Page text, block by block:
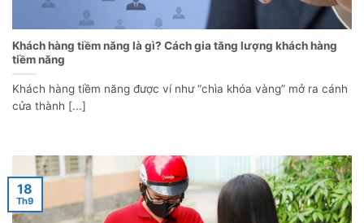
Khách hàng tiềm năng là gì? Cách gia tăng lượng khách hàng
tiềm năng
Khách hàng tiềm năng được ví như “chìa khóa vàng” mở ra cánh
cửa thành [...]
18
Th9